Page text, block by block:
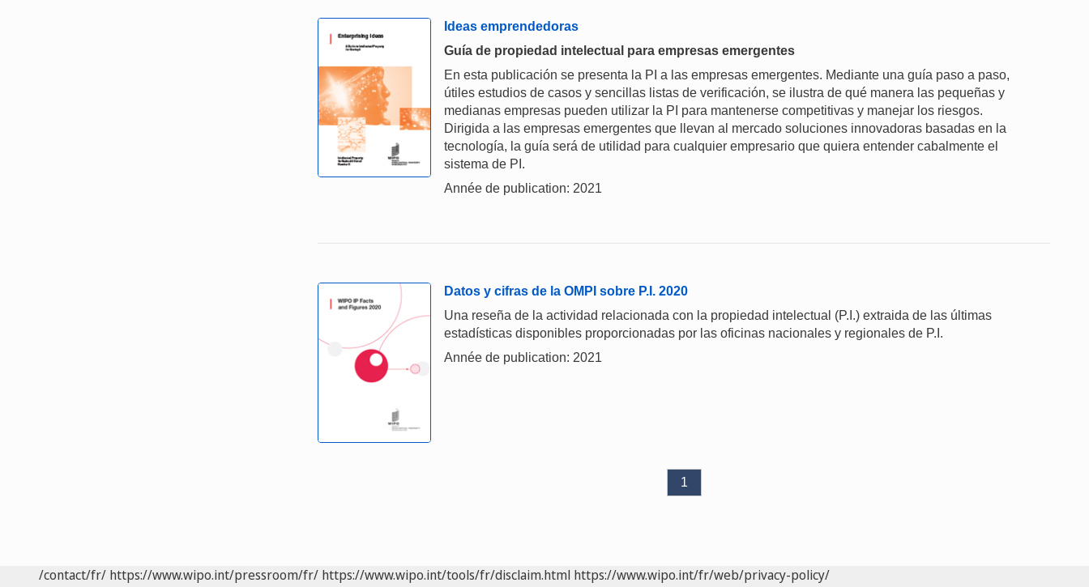
Ideas emprendedoras
Guía de propiedad intelectual para empresas emergentes
En esta publicación se presenta la PI a las empresas emergentes. Mediante una guía paso a paso,
útiles estudios de casos y sencillas listas de verificación, se ilustra de qué manera las pequeñas y
medianas empresas pueden utilizar la PI para mantenerse competitivas y manejar los riesgos.
Dirigida a las empresas emergentes que llevan al mercado soluciones innovadoras basadas en la
tecnología, la guía será de utilidad para cualquier empresario que quiera entender cabalmente el
sistema de PI.
Année de publication: 2021
Datos y cifras de la OMPI sobre P.I. 2020
Una reseña de la actividad relacionada con la propiedad intelectual (P.I.) extraida de las últimas
estadísticas disponibles proporcionadas por las oficinas nacionales y regionales de P.I.
Année de publication: 2021
1
/contact/fr/ https://www.wipo.int/pressroom/fr/ https://www.wipo.int/tools/fr/disclaim.html https://www.wipo.int/fr/web/privacy-policy/